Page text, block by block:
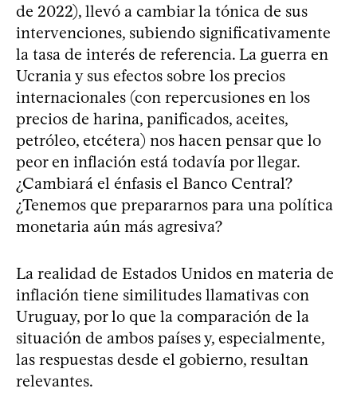
de 2022), llevó a cambiar la tónica de sus
intervenciones, subiendo significativamente
la tasa de interés de referencia. La guerra en
Ucrania y sus efectos sobre los precios
internacionales (con repercusiones en los
precios de harina, panificados, aceites,
petróleo, etcétera) nos hacen pensar que lo
peor en inflación está todavía por llegar.
¿Cambiará el énfasis el Banco Central?
¿Tenemos que prepararnos para una política
monetaria aún más agresiva?
La realidad de Estados Unidos en materia de
inflación tiene similitudes llamativas con
Uruguay, por lo que la comparación de la
situación de ambos países y, especialmente,
las respuestas desde el gobierno, resultan
relevantes.